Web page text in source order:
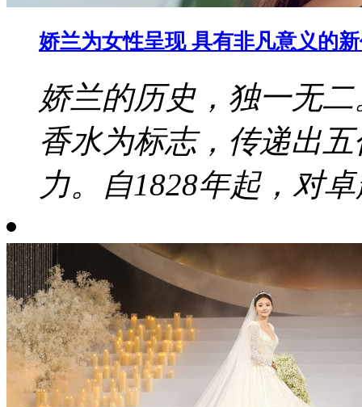
娇兰为女性呈现 具有非凡意义的
娇兰的历史，独一无
香水为标志，传递出
力。自1828年起，对